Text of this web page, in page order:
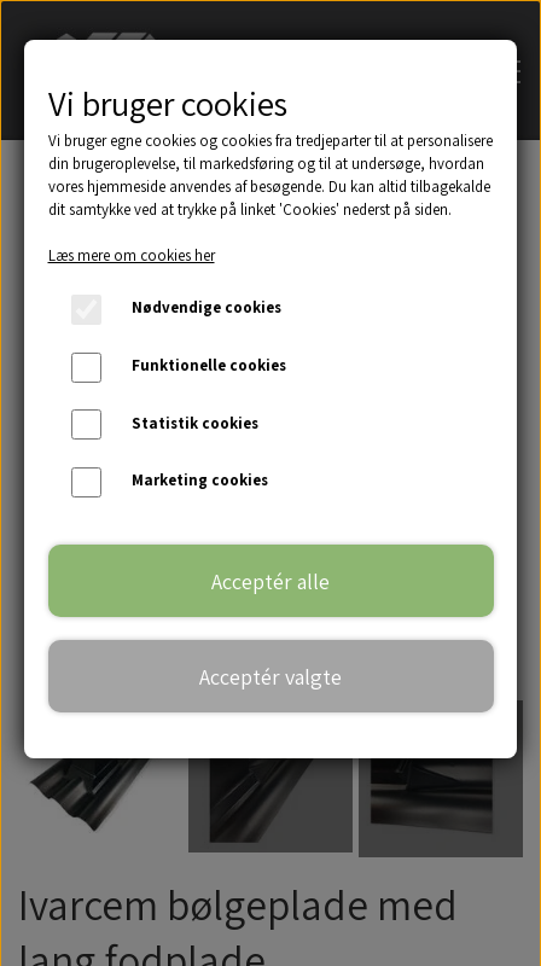
Søg på navn af tagsten
Et udsnit af eksempler på taghætter mm.
Galleri
Handelsbetingelser
Ivarcem bølgeplade med
Vi bruger cookies
Vi bruger egne cookies og cookies fra tredjeparter til at personalisere
din brugeroplevelse, til markedsføring og til at undersøge, hvordan
vores hjemmeside anvendes af besøgende. Du kan altid tilbagekalde
dit samtykke ved at trykke på linket 'Cookies' nederst på siden.
Læs mere om cookies her
Nødvendige cookies
Funktionelle cookies
Statistik cookies
Marketing cookies
Acceptér alle
Acceptér valgte